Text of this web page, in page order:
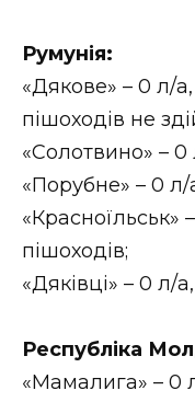
Румунія:
«Дякове» – 0 л/
пішоходів не
«Солотвино» – 0
«Порубне» – 0 л/
«Красноїльськ»
пішоходів;
«Дяківці» – 0 л/
Республіка
«Мамалига» – 0